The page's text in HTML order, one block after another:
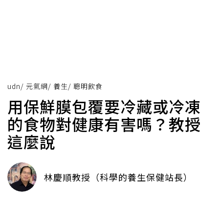
udn/ 元氣網/ 養生/ 聰明飲食
用保鮮膜包覆要冷藏或冷凍
的食物對健康有害嗎？教授
這麼說
林慶順教授（科學的養生保健站長）